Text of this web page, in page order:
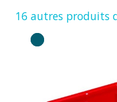
16 autres produits